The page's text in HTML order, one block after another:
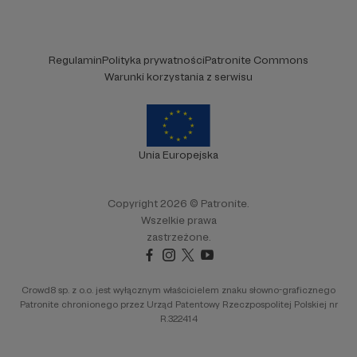
RegulaminPolityka prywatnościPatronite Commons
Warunki korzystania z serwisu
Unia Europejska
Copyright 2026 © Patronite.
Wszelkie prawa
zastrzeżone.
Crowd8 sp. z o.o. jest wyłącznym właścicielem znaku słowno-graficznego
Patronite chronionego przez Urząd Patentowy Rzeczpospolitej Polskiej nr
R.322414